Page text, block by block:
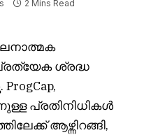
2 Mins Read
ശ്രദ്ധ
പ്രതിനിധികൾ
ആഴ്ന്നിറങ്ങി,